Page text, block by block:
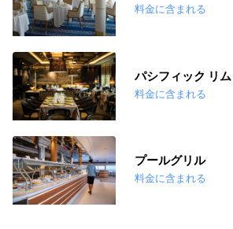
料金に含まれる
パシフィック リム
料金に含まれる
プールグリル
料金に含まれる